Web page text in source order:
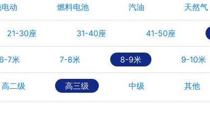
动 燃料电池 汽油 天然气
21-30座 31-40座 41-50座
6-7米 7-8米 8-9米 9-10米
高二级 高三级 中级 其他